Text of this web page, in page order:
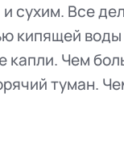
сухим. Все
кипящей воды
капли. Чем
туман.